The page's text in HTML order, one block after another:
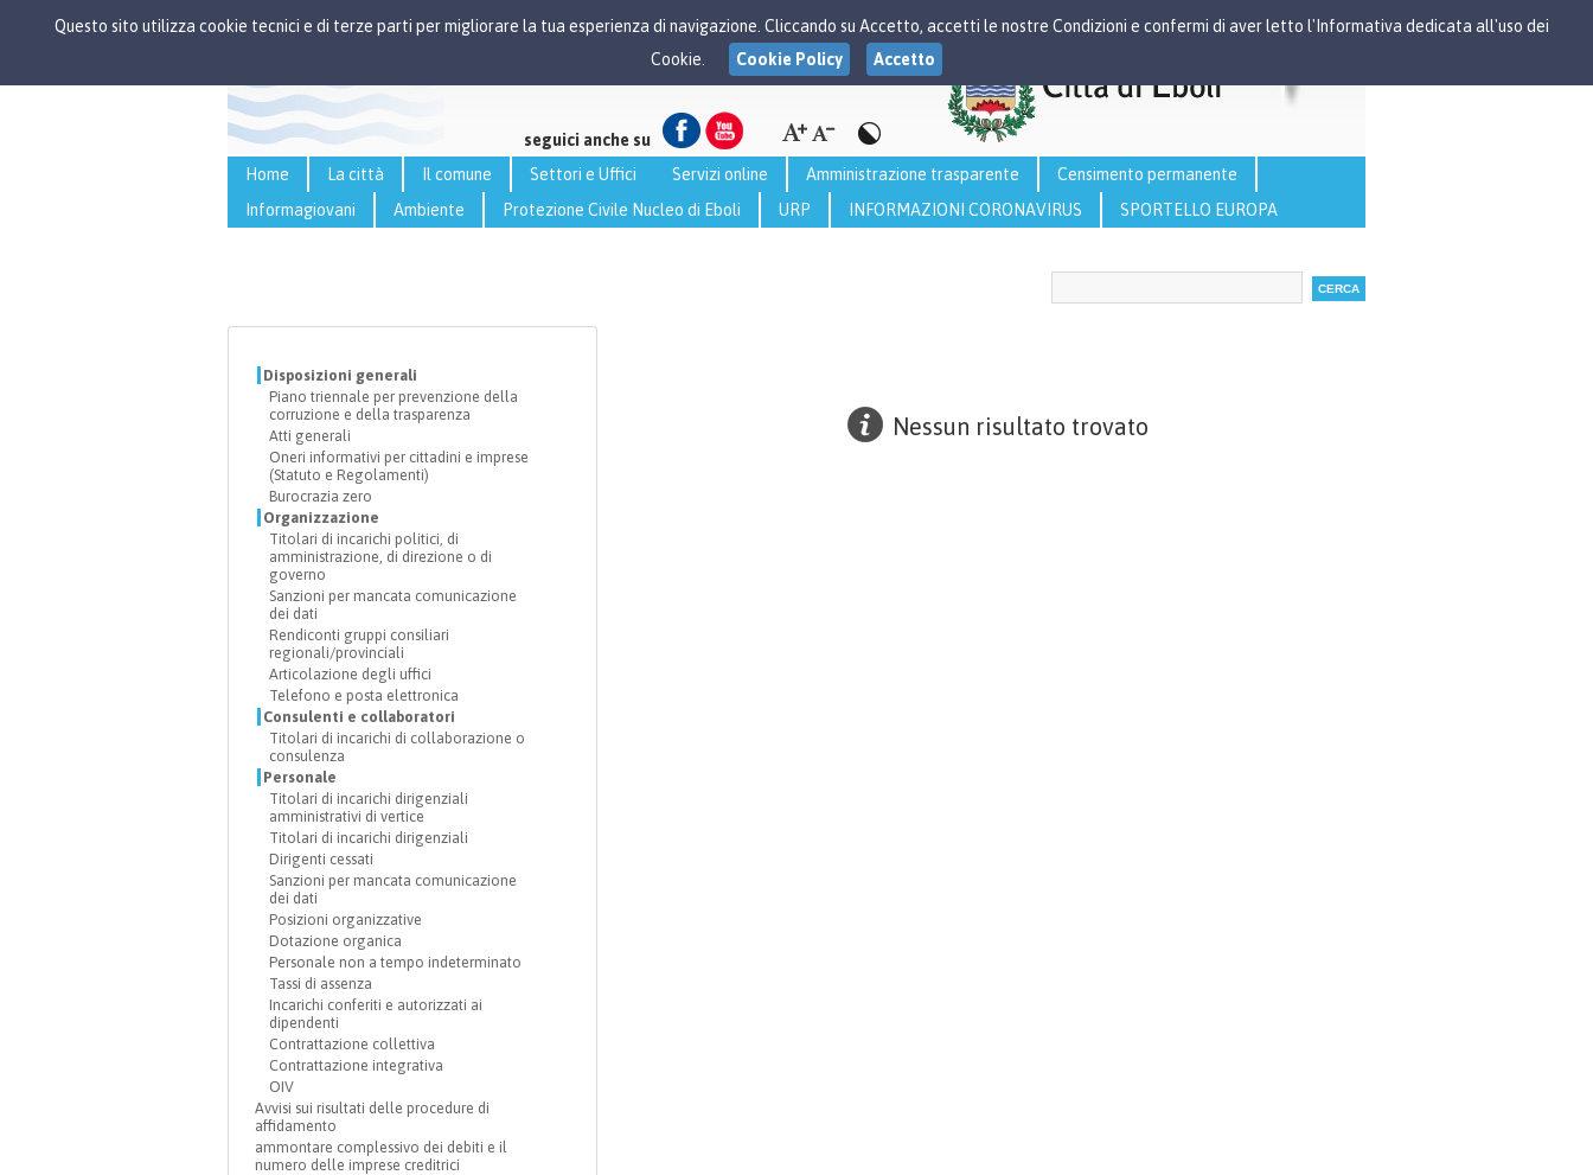
seguici anche su
Home
La città Il comune Settori e Uffici Servizi online Amministrazione trasparente
Censimento permanente
Informagiovani
Ambiente Protezione Civile Nucleo di Eboli URP INFORMAZIONI CORONAVIRUS SPORTELLO EUROPA
Disposizioni generali
Piano triennale per prevenzione della
corruzione e della trasparenza
Atti generali
Oneri informativi per cittadini e imprese
(Statuto e Regolamenti)
Burocrazia zero
Organizzazione
Titolari di incarichi politici, di
amministrazione, di direzione o di
governo
Sanzioni per mancata comunicazione
dei dati
Rendiconti gruppi consiliari
regionali/provinciali
Articolazione degli uffici
Telefono e posta elettronica
Consulenti e collaboratori
Titolari di incarichi di collaborazione o
consulenza
Personale
Titolari di incarichi dirigenziali
amministrativi di vertice
Titolari di incarichi dirigenziali
Dirigenti cessati
Sanzioni per mancata comunicazione
dei dati
Posizioni organizzative
Dotazione organica
Personale non a tempo indeterminato
Tassi di assenza
Incarichi conferiti e autorizzati ai
dipendenti
Contrattazione collettiva
Contrattazione integrativa
OIV
Avvisi sui risultati delle procedure di
affidamento
ammontare complessivo dei debiti e il
numero delle imprese creditrici
Nessun risultato trovato
Questo sito utilizza cookie tecnici e di terze parti per migliorare la tua esperienza di navigazione. Cliccando su Accetto, accetti le nostre Condizioni e confermi di aver letto l'Informativa dedicata all'uso dei
Cookie.
Cookie Policy Accetto